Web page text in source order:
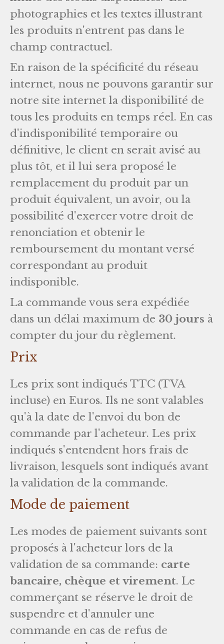
photographies et les textes illustrant
les produits n'entrent pas dans le
champ contractuel.
En raison de la spécificité du réseau
internet, nous ne pouvons garantir sur
notre site internet la disponibilité de
tous les produits en temps réel. En cas
d'indisponibilité temporaire ou
définitive, le client en serait avisé au
plus tôt, et il lui sera proposé le
remplacement du produit par un
produit équivalent, un avoir, ou la
possibilité d'exercer votre droit de
renonciation et obtenir le
remboursement du montant versé
correspondant au produit
indisponible.
La commande vous sera expédiée
dans un délai maximum de 30 jours à
compter du jour du règlement.
Prix
Les prix sont indiqués TTC (TVA
incluse) en Euros. Ils ne sont valables
qu'à la date de l'envoi du bon de
commande par l'acheteur. Les prix
indiqués s'entendent hors frais de
livraison, lesquels sont indiqués avant
la validation de la commande.
Mode de paiement
Les modes de paiement suivants sont
proposés à l'acheteur lors de la
validation de sa commande: carte
bancaire, chèque et virement. Le
commerçant se réserve le droit de
suspendre et d'annuler une
commande en cas de refus de